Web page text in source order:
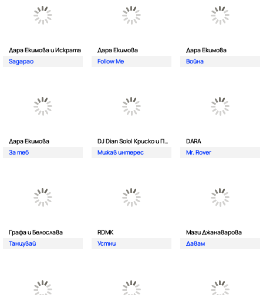
Дара Екимова и Искрата
Sagapao
Дара Екимова
Follow Me
Дара Екимова
Война
Дара Екимова
За теб
DJ Dian Solo| Криско и Панайот Панайотов
Мижав интерес
DARA
Mr. Rover
Графа и Белослава
Танцувай
RDMK
Устни
Маги Джанаварова
Давам